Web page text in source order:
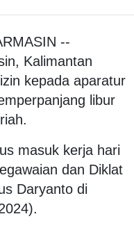
--
Kalimantan
kepada aparatur
libur
masuk kerja hari
dan Diklat
Daryanto di